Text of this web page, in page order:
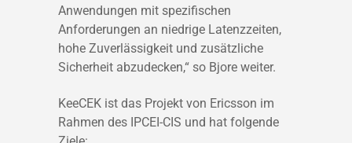
Anwendungen mit spezifischen
Anforderungen an niedrige Latenzzeiten,
hohe Zuverlässigkeit und zusätzliche
Sicherheit abzudecken,“ so Bjore weiter.
KeeCEK ist das Projekt von Ericsson im
Rahmen des IPCEI-CIS und hat folgende